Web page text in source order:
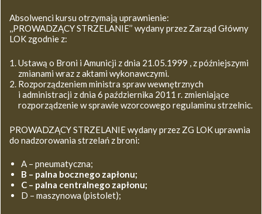
Absolwenci kursu otrzymają uprawnienie:
,,PROWADZĄCY STRZELANIE’’ wydany przez Zarząd Główny
LOK zgodnie z:
Ustawą o Broni i Amunicji z dnia 21.05.1999 , z późniejszymi
zmianami wraz z aktami wykonawczymi.
Rozporządzeniem ministra spraw wewnętrznych
i administracji z dnia 6 października 2011 r. zmieniające
rozporządzenie w sprawie wzorcowego regulaminu strzelnic.
PROWADZĄCY STRZELANIE wydany przez ZG LOK uprawnia
do nadzorowania strzelań z broni:
A – pneumatyczna;
B – palna bocznego zapłonu;
C – palna centralnego zapłonu;
D – maszynowa (pistolet);